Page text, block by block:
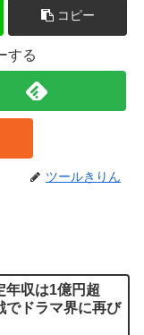
コピー
する
ツールきりん
年収は1億円超
でドラマ界に再び